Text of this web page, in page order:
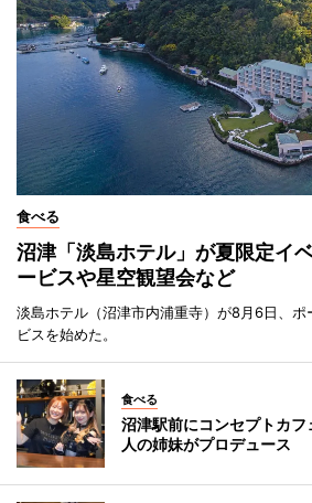
食べる
沼津「淡島ホテル」が夏限定イ
ービスや星空観望会など
淡島ホテル（沼津市内浦重寺）が8月6日、ポ
ビスを始めた。
食べる
沼津駅前にコンセプトカ
人の姉妹がプロデュース